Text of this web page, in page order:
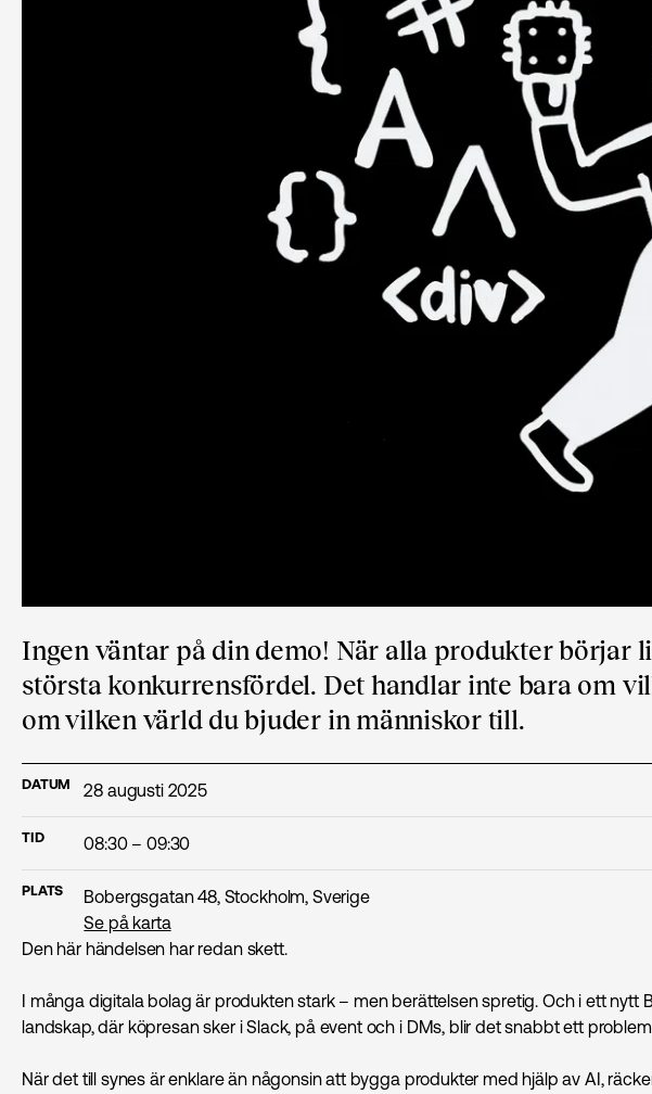
Ingen väntar på din demo! När alla produkter börjar
största konkurrensfördel. Det handlar inte bara om
om vilken värld du bjuder in människor till.
DATUM 28 augusti 2025
TID 08:30 – 09:30
PLATS
Bobergsgatan 48, Stockholm, Sverige
Se på karta
Den här händelsen har redan skett.
I många digitala bolag är produkten stark – men berättelsen spretig. Och i ett nytt
landskap, där köpresan sker i Slack, på event och i DMs, blir det snabbt ett
När det till synes är enklare än någonsin att bygga produkter med hjälp av AI,